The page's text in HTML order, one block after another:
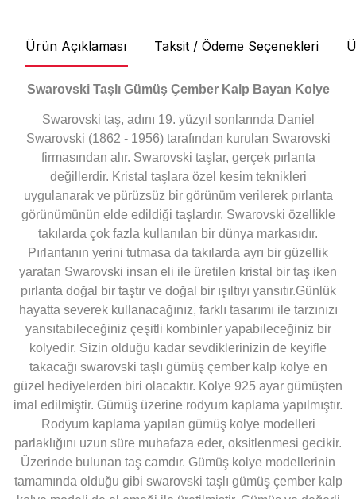
Ürün Açıklaması Taksit / Ödeme Seçenekleri
Swarovski Taşlı Gümüş Çember Kalp Bayan Kolye
Swarovski taş, adını 19. yüzyıl sonlarında Daniel
Swarovski (1862 - 1956) tarafından kurulan Swarovski
firmasından alır. Swarovski taşlar, gerçek pırlanta
değillerdir. Kristal taşlara özel kesim teknikleri
uygulanarak ve pürüzsüz bir görünüm verilerek pırlanta
görünümünün elde edildiği taşlardır. Swarovski özellikle
takılarda çok fazla kullanılan bir dünya markasıdır.
Pırlantanın yerini tutmasa da takılarda ayrı bir güzellik
yaratan Swarovski insan eli ile üretilen kristal bir taş iken
pırlanta doğal bir taştır ve doğal bir ışıltıyı yansıtır.Günlük
hayatta severek kullanacağınız, farklı tasarımı ile tarzınızı
yansıtabileceğiniz çeşitli kombinler yapabileceğiniz bir
kolyedir. Sizin olduğu kadar sevdiklerinizin de keyifle
takacağı swarovski taşlı gümüş çember kalp kolye en
güzel hediyelerden biri olacaktır. Kolye 925 ayar gümüşten
imal edilmiştir. Gümüş üzerine rodyum kaplama yapılmıştır.
Rodyum kaplama yapılan gümüş kolye modelleri
parlaklığını uzun süre muhafaza eder, oksitlenmesi gecikir.
Üzerinde bulunan taş camdır. Gümüş kolye modellerinin
tamamında olduğu gibi swarovski taşlı gümüş çember kalp